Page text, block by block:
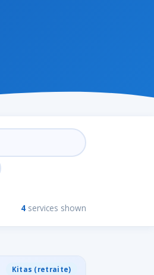
4 services shown
Kitas (retraite)